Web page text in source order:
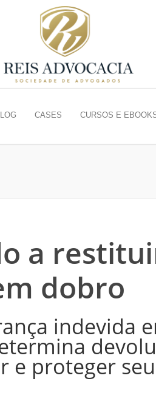
CASES CURSOS E
a
dobro
indevida
e proteger